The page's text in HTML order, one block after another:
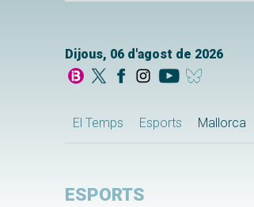
Dijous, 06 d'agost de 2026
El Temps Esports Mallorca
ESPORTS